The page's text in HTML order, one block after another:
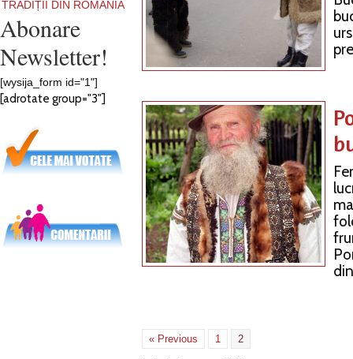
« Previous 1 2
TRADIȚII DIN ROMÂNIA
Abonare
Newsletter!
[wysija_form id="1"]
[adrotate group="3"]